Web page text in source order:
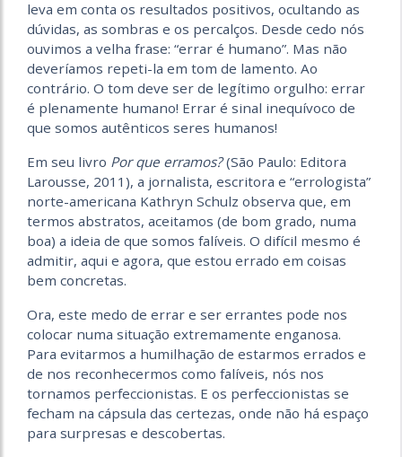
leva em conta os resultados positivos, ocultando as
dúvidas, as sombras e os percalços. Desde cedo nós
ouvimos a velha frase: “errar é humano”. Mas não
deveríamos repeti-la em tom de lamento. Ao
contrário. O tom deve ser de legítimo orgulho: errar
é plenamente humano! Errar é sinal inequívoco de
que somos autênticos seres humanos!
Em seu livro Por que erramos?(São Paulo: Editora
Larousse, 2011), a jornalista, escritora e “errologista”
norte-americana Kathryn Schulz observa que, em
termos abstratos, aceitamos (de bom grado, numa
boa) a ideia de que somos falíveis. O difícil mesmo é
admitir, aqui e agora, que estou errado em coisas
bem concretas.
Ora, este medo de errar e ser errantes pode nos
colocar numa situação extremamente enganosa.
Para evitarmos a humilhação de estarmos errados e
de nos reconhecermos como falíveis, nós nos
tornamos perfeccionistas. E os perfeccionistas se
fecham na cápsula das certezas, onde não há espaço
para surpresas e descobertas.